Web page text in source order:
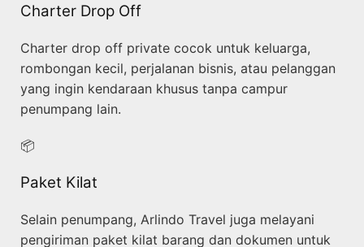
Charter Drop Off
Charter drop off private cocok untuk keluarga,
rombongan kecil, perjalanan bisnis, atau pelanggan
yang ingin kendaraan khusus tanpa campur
penumpang lain.
📦
Paket Kilat
Selain penumpang, Arlindo Travel juga melayani
pengiriman paket kilat barang dan dokumen untuk